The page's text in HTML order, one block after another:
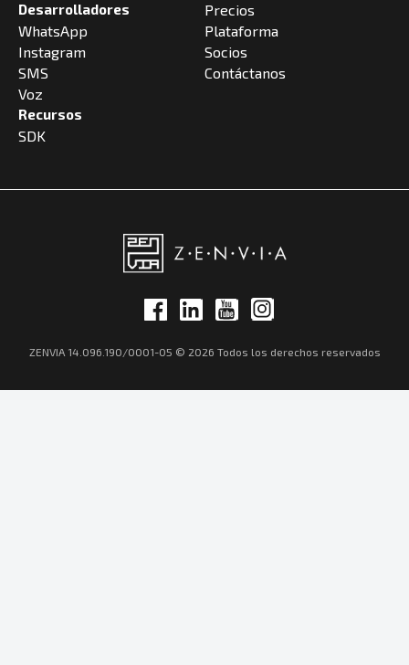
Desarrolladores
WhatsApp
Instagram
SMS
Voz
Recursos
SDK
Precios
Plataforma
Socios
Contáctanos
ZENVIA 14.096.190/0001-05 © 2026 Todos los derechos reservados